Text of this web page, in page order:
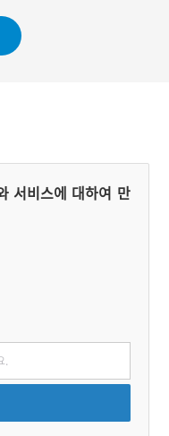
수량이 풍부해 산란 후
정 기간 동안 치어가 살기
알맞다. 해마다 9월 25
‘오리’라고 부르던 나
판대기에 줄을 맨 어구이
나무 판대기를 줄에 매
서비스에 대하여 만